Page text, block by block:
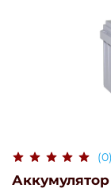
(0)
Аккумулятор